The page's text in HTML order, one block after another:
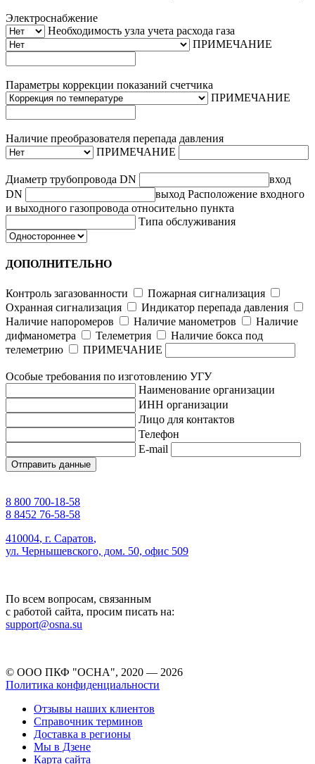
Электроснабжение
Необходимость узла учета расхода газа
ПРИМЕЧАНИЕ
Параметры коррекции показаний счетчика
ПРИМЕЧАНИЕ
Наличие преобразователя перепада давления
ПРИМЕЧАНИЕ
Диаметр трубопровода DN
вход
DN
выход Расположение входного
и выходного газопровода относительно пункта
Типа обслуживания
ДОПОЛНИТЕЛЬНО
Контроль загазованности
Пожарная сигнализация
Охранная сигнализация
Индикатор перепада давления
Наличие напоромеров
Наличие манометров
Наличие
дифманометра
Телеметрия
Наличие бокса под
телеметрию
ПРИМЕЧАНИЕ
Особые требования по изготовлению УГУ
Наименование организации
ИНН организации
Лицо для контактов
Телефон
E-mail
Отправить данные
8 800 700-18-58
8 8452 76-58-58
410004, г. Саратов,
ул. Чернышевского, дом. 50, офис 509
По всем вопросам, связанным
с работой сайта, просим писать на:
support@osna.su
© ООО ПКФ "ОСНА", 2020 — 2026
Политика конфиденциальности
Отзывы наших клиентов
Справочник терминов
Доставка в регионы
Мы в Дзене
Карта сайта